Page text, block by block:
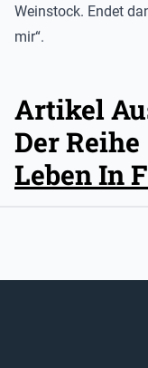
Weinstock. Endet
mir“.
Artikel
Der Reihe
Leben In